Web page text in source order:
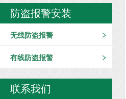
防盗报警安装
无线防盗报警
有线防盗报警
联系我们